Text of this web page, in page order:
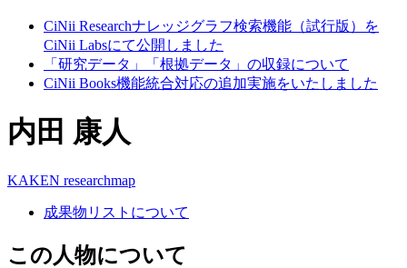
CiNii Researchナレッジグラフ検索機能（試行版）を
CiNii Labsにて公開しました
「研究データ」「根拠データ」の収録について
CiNii Books機能統合対応の追加実施をいたしました
内田 康人
KAKEN researchmap
成果物リストについて
この人物について